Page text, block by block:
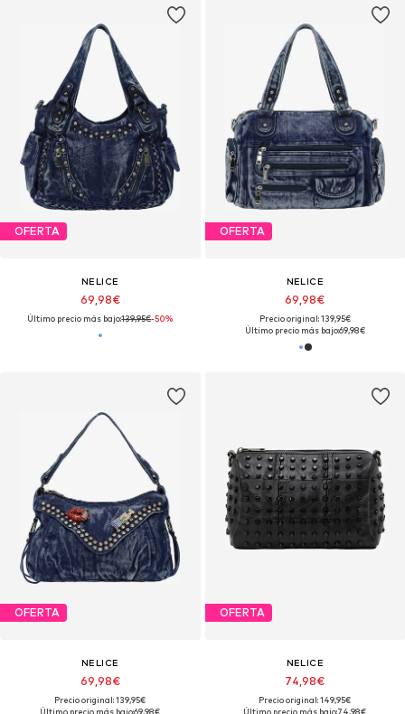
OFERTA
NELICE
69,98€
Último precio más bajo:139,95€-50%
OFERTA
NELICE
69,98€
Precio original: 139,95€
Último precio más bajo:69,98€
OFERTA
NELICE
69,98€
Precio original: 139,95€
Último precio más bajo:69,98€
OFERTA
NELICE
74,98€
Precio original: 149,95€
Último precio más bajo:74,98€